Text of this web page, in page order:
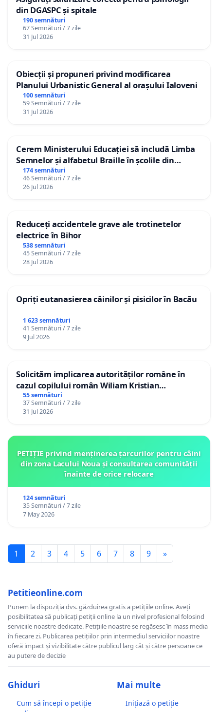
din DGASPC și spitale
190 semnături
67 Semnături / 7 zile
31 Jul 2026
Obiecții și propuneri privind modificarea
Planului Urbanistic General al orașului Ialoveni
100 semnături
59 Semnături / 7 zile
31 Jul 2026
Cerem Ministerului Educației să includă Limba
Semnelor și alfabetul Braille în școlile din
Republica Moldova!
174 semnături
46 Semnături / 7 zile
26 Jul 2026
Reduceți accidentele grave ale trotinetelor
electrice în Bihor
538 semnături
45 Semnături / 7 zile
28 Jul 2026
Opriți eutanasierea câinilor și pisicilor în Bacău
1 623 semnături
41 Semnături / 7 zile
9 Jul 2026
Solicităm implicarea autorităților române în
cazul copilului român Wiliam Kristian
Gheorghe, aflat în plasament în Danemarca de
12 ani
55 semnături
37 Semnături / 7 zile
31 Jul 2026
PETIȚIE privind menținerea țarcurilor pentru câini
din zona Lacului Noua și consultarea comunității
înainte de orice relocare
124 semnături
35 Semnături / 7 zile
7 May 2026
1 2 3 4 5 6 7 8 9 »
Petitieonline.com
Punem la dispoziția dvs. găzduirea gratis a petițiile online. Aveți
posibilitatea să publicați petiții online la un nivel profesional folosind
serviciile noastre dedicate. Petițiile noastre se regăsesc în mass media
în fiecare zi. Publicarea petițiilor prin intermediul serviciilor noastre
oferă impact și vizibilitate către publicul larg cât și către persoane ce
au putere de decizie
Ghiduri
Cum să începi o petiție
Mai multe
Inițiază o petiție